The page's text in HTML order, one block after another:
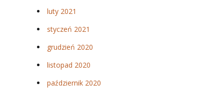
luty 2021
styczeń 2021
grudzień 2020
listopad 2020
październik 2020